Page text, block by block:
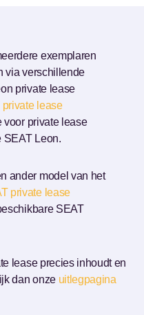
exemplaren
via verschillende
private lease
lease
voor private lease
SEAT Leon.
ander model van het
private lease
SEAT
lease precies inhoudt en
dan onze uitlegpagina